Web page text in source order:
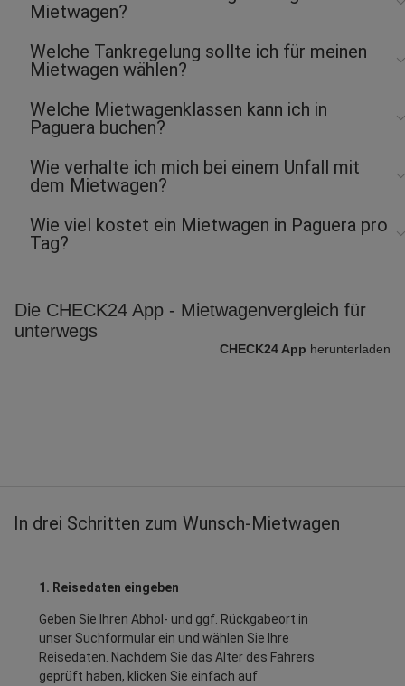
Mietwagen?
Welche Tankregelung sollte ich für meinen
Mietwagen wählen?
Welche Mietwagenklassen kann ich in
Paguera buchen?
Wie verhalte ich mich bei einem Unfall mit
dem Mietwagen?
Wie viel kostet ein Mietwagen in Paguera pro
Tag?
Die CHECK24 App - Mietwagenvergleich für
unterwegs
CHECK24 App herunterladen
In drei Schritten zum Wunsch-Mietwagen
1. Reisedaten eingeben
Geben Sie Ihren Abhol- und ggf. Rückgabeort in
unser Suchformular ein und wählen Sie Ihre
Reisedaten. Nachdem Sie das Alter des Fahrers
geprüft haben, klicken Sie einfach auf